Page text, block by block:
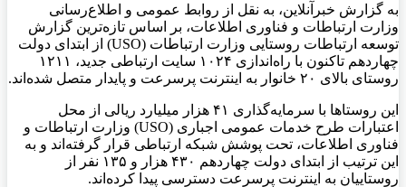
به گزارش خبرآنلاین، به نقل از روابط عمومی و اطلاع‌رسانی
وزارت ارتباطات و فناوری اطلاعات، بر اساس تازه‌ترین گزارش
توسعه ارتباطات روستایی وزارت ارتباطات (USO) از ابتدای دولت
چهاردهم تاکنون با راه‌اندازی ۱۰۲۴ سایت ارتباطی جدید، ۱۲۱۱
روستای بالای ۲۰ خانوار به اینترنت پرسرعت و پایدار متصل شده‌اند.
این روستاها با سرمایه‌گذاری ۴۱ هزار میلیارد ریالی از محل
اعتبارات طرح خدمات عمومی اجباری (USO) وزارت ارتباطات و
فناوری اطلاعات، تحت پوشش شبکه ارتباطی قرار گرفته‌اند و به
این ترتیب از ابتدای دولت چهاردهم ۴۳۰ هزار و ۱۳۵ نفر از
روستاییان به اینترنت پرسرعت دسترسی پیدا کرده‌اند.